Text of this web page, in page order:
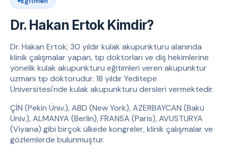
Dr. Hakan Ertok Kimdir?
Dr. Hakan Ertok; 30 yıldır kulak akupunkturu alanında
klinik çalışmalar yapan, tıp doktorları ve diş hekimlerine
yönelik kulak akupunkturu eğitimleri veren akupunktur
uzmanı tıp doktorudur. 18 yıldır Yeditepe
Üniversitesi'nde kulak akupunkturu dersleri vermektedir.
ÇİN (Pekin Üniv.), ABD (New York), AZERBAYCAN (Bakü
Üniv.), ALMANYA (Berlin), FRANSA (Paris), AVUSTURYA
(Viyana) gibi birçok ülkede kongreler, klinik çalışmalar ve
gözlemlerde bulunmuştur.